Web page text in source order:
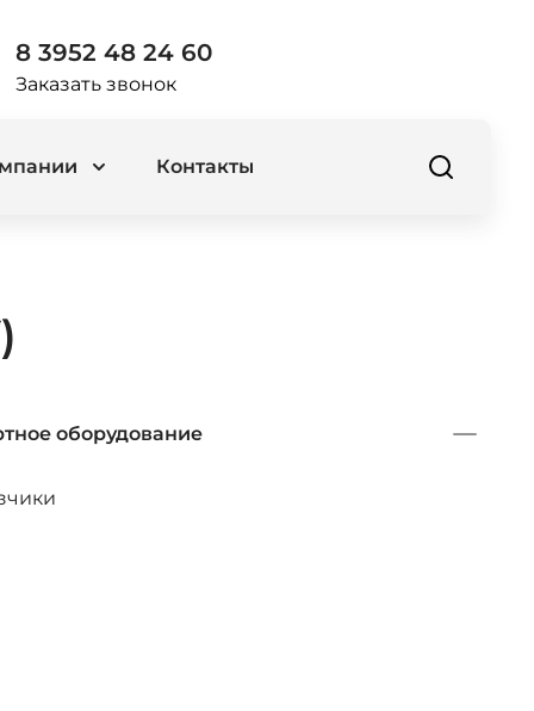
8 3952 48 24 60
Заказать звонок
Контакты
оборудование